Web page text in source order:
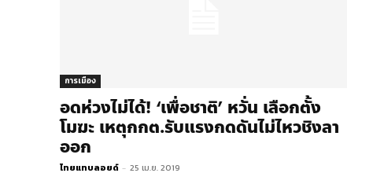
การเมือง
อดห่วงไม่ได้! ‘เพื่อชาติ’ หวั่น เลือกตั้ง
โมฆะ เหตุกกต.รับแรงกดดันไม่ไหวชิงลา
ออก
ไทยแทบลอยด์ - 25 เม.ย. 2019